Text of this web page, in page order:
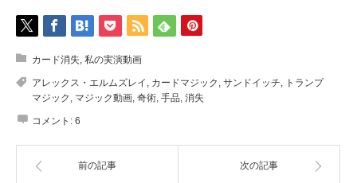
カード消失 私の実演動画
アレックス・エルムズレイ カードマジック サンドイッチ
トランプ
マジック
マジック動画 奇術 手品 消失
コメント: 6
前の記事 次の記事